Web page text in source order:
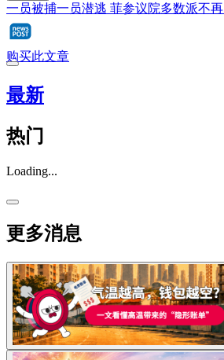
一员被捕一员潜逃 菲参议院多数派不
购买此文章
最新
热门
Loading...
更多消息